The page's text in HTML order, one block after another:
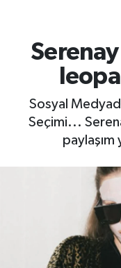
Sosyal
Seçimi...